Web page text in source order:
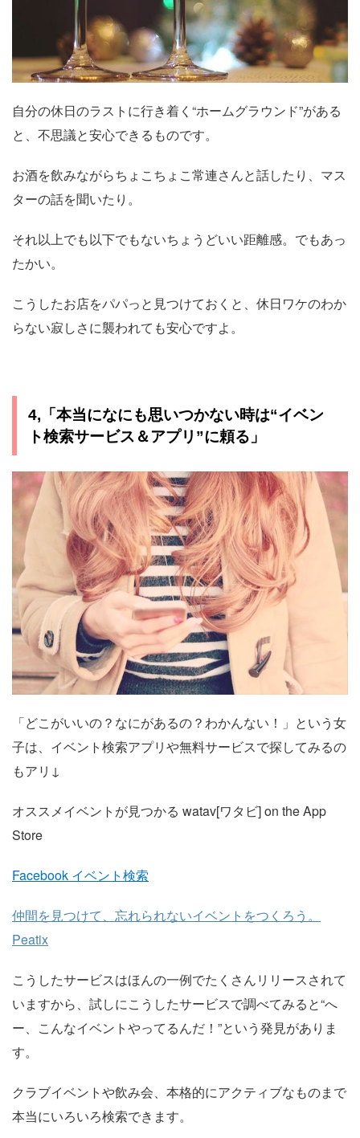
自分の休日のラストに行き着く“ホームグラウンド”がある
と、不思議と安心できるものです。
お酒を飲みながらちょこちょこ常連さんと話したり、マス
ターの話を聞いたり。
それ以上でも以下でもないちょうどいい距離感。でもあっ
たかい。
こうしたお店をパパっと見つけておくと、休日ワケのわか
らない寂しさに襲われても安心ですよ。
4,「本当になにも思いつかない時は“イベン
ト検索サービス＆アプリ”に頼る」
「どこがいいの？なにがあるの？わかんない！」という女
子は、イベント検索アプリや無料サービスで探してみるの
もアリ↓
オススメイベントが見つかる watav[ワタビ] on the App
Store
Facebook イベント検索
仲間を見つけて、忘れられないイベントをつくろう。
Peatix
こうしたサービスはほんの一例でたくさんリリースされて
いますから、試しにこうしたサービスで調べてみると“へ
ー、こんなイベントやってるんだ！”という発見がありま
す。
クラブイベントや飲み会、本格的にアクティブなものまで
本当にいろいろ検索できます。